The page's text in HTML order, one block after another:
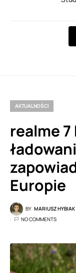
AKTUALNOŚCI
realme
Europie
BY MARIUSZ HYBIAK
NO COMMENTS